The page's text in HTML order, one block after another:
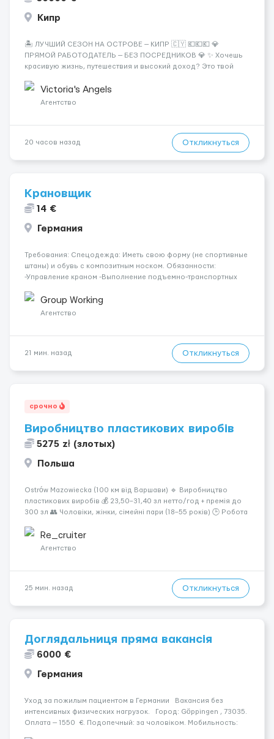
Кипр
🏝️ ЛУЧШИЙ СЕЗОН НА ОСТРОВЕ — КИПР 🇨🇾 💶💶💶 💎
ПРЯМОЙ РАБОТОДАТЕЛЬ — БЕЗ ПОСРЕДНИКОВ 💎 ✨ Хочешь
красивую жизнь, путешествия и высокий доход? Это твой
Опытная команда с годами практики — Стабильный поток
клиентов (без ...
Victoria's Angels
Агентство
20 часов назад Откликнуться
Крановщик
14 €
Германия
Требования: Спецодежда: Иметь свою форму (не спортивные
штаны) и обувь с композитным носком. Обязанности:
-Управление краном -Выполнение подъемно-транспортных
инструкций по безопасности. -Опыт управления различными
типами кранов (моб...
Group Working
Агентство
21 мин. назад Откликнуться
срочно
Виробництво пластикових виробів
5275 zł (злотых)
Польша
Ostrów Mazowiecka (100 км від Варшави) 🔹 Виробництво
пластикових виробів 💰 23,50–31,40 зл нетто/год + премія до
300 зл 👥 Чоловіки, жінки, сімейні пари (18–55 років) 🕒 Робота
житло — 400 зл. 📦 Обов...
Re_cruiter
Агентство
25 мин. назад Откликнуться
Доглядальниця пряма вакансія
6000 €
Германия
Уход за пожилым пациентом в Германии Вакансия без
интенсивных физических нагрузок. Город: Göppingen , 73035.
Оплата — 1550 €. Подопечный: за чоловіком. Мобильность: